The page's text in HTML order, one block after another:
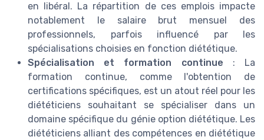
en libéral. La répartition de ces emplois impacte
notablement le salaire brut mensuel des
professionnels, parfois influencé par les
spécialisations choisies en fonction diététique.
Spécialisation et formation continue : La
formation continue, comme l'obtention de
certifications spécifiques, est un atout réel pour les
diététiciens souhaitant se spécialiser dans un
domaine spécifique du génie option diététique. Les
diététiciens alliant des compétences en diététique